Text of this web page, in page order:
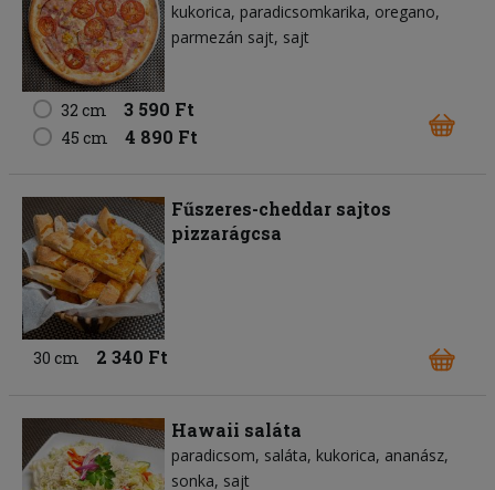
kukorica paradicsomkarika oregano
parmezán sajt sajt
32 cm 3 590 Ft
45 cm 4 890 Ft
Fűszeres-cheddar sajtos
pizzarágcsa
30 cm 2 340 Ft
Hawaii saláta
paradicsom saláta kukorica ananász
sonka sajt